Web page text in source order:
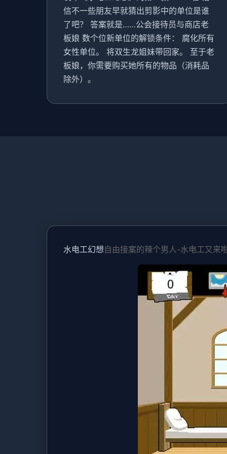
信不一些朋友早就猜出剪影中的单位是谁
了吧？ 答案就是……公会接待员与商店老
板娘 数个位新单位的解锁条件： 腐化所有
女性单位。 将双生龙姐妹带回家。 至于老
板娘，你需要购买她所有的物品（消耗品
除外）。
水电工幻想自由接案的辣个男人-水电工又来